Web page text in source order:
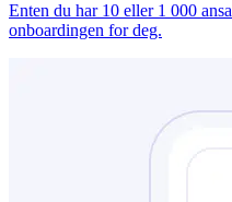
Enten du har 10 eller 1 000
onboardingen for deg.